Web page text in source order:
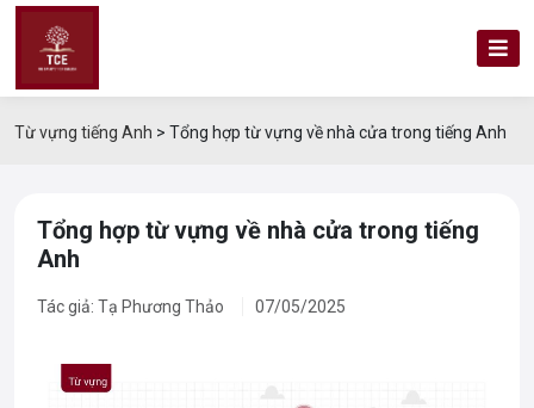
Từ vựng tiếng Anh > Tổng hợp từ vựng về nhà cửa trong tiếng Anh
Tổng hợp từ vựng về nhà cửa trong tiếng
Anh
Tác giả: Tạ Phương Thảo 07/05/2025